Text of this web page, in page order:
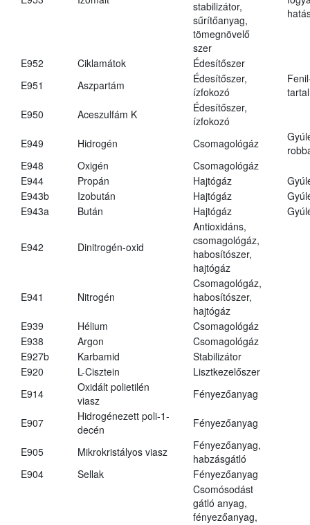
stabilizátor,
sűrítőanyag,
tömegnövelő
szer
E952 Ciklamátok
Édesítőszer
E951
Aszpartám
Édesítőszer,
ízfokozó
E950
Aceszulfám K
Édesítőszer,
ízfokozó
E949
Hidrogén Csomagológáz
E948
Oxigén
Csomagológáz
E944
Propán Hajtógáz
E943b
Izobután Hajtógáz
E943a
Bután Hajtógáz
E942 Dinitrogén-oxid
Antioxidáns,
csomagológáz,
habosítószer,
hajtógáz
E941 Nitrogén
Csomagológáz,
habosítószer,
hajtógáz
E939
Hélium
Csomagológáz
E938
Argon
Csomagológáz
E927b
Karbamid
Stabilizátor
E920
L-Cisztein
Lisztkezelőszer
E914
Oxidált polietilén
viasz
Fényezőanyag
E907
Hidrogénezett poli-1-
decén
Fényezőanyag
E905 Mikrokristályos viasz
Fényezőanyag,
habzásgátló
E904
Sellak
Fényezőanyag
Csomósodást
gátló anyag,
fényezőanyag,